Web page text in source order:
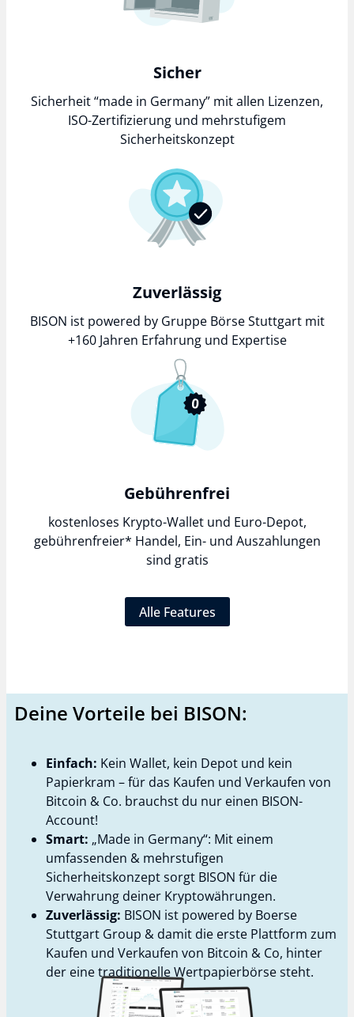
Sicher
Sicherheit “made in Germany” mit allen Lizenzen,
ISO-Zertifizierung und mehrstufigem
Sicherheitskonzept
Zuverlässig
BISON ist powered by Gruppe Börse Stuttgart mit
+160 Jahren Erfahrung und Expertise
Gebührenfrei
kostenloses Krypto-Wallet und Euro-Depot,
gebührenfreier* Handel, Ein- und Auszahlungen
sind gratis
Alle Features
Deine Vorteile bei BISON:
Einfach: Kein Wallet, kein Depot und kein
Papierkram – für das Kaufen und Verkaufen von
Bitcoin & Co. brauchst du nur einen BISON-
Account!
Smart: „Made in Germany“: Mit einem
umfassenden & mehrstufigen
Sicherheitskonzept sorgt BISON für die
Verwahrung deiner Kryptowährungen.
Zuverlässig: BISON ist powered by Boerse
Stuttgart Group & damit die erste Plattform zum
Kaufen und Verkaufen von Bitcoin & Co, hinter
der eine traditionelle Wertpapierbörse steht.